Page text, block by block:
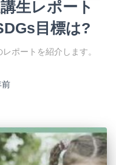
生レポート
目標は?
ポートを紹介します。
前